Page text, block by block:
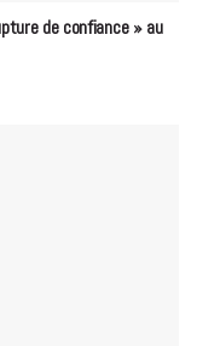
de confiance » au